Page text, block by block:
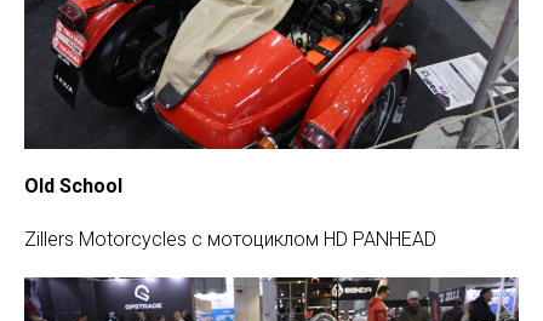
Old School
Zillers Motorcycles c мотоциклом HD PANHEAD